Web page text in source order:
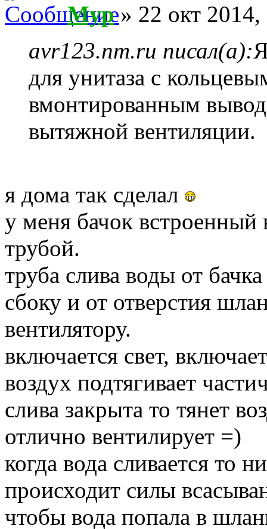
Myp» 22 окт 2014,
avr123.nm.ru писал(а):
для унитаза с
вмонтированным
вытяжной вентиляции.
я дома так сделал
у меня бачок встроенный
трубой.
труба слива воды от
сбоку и от отверстия
вентилятору.
включается свет,
воздух подтягивает
слива закрыта то тянет
отлично вентилирует =)
когда вода сливается то
происходит силы
чтобы вода попала в